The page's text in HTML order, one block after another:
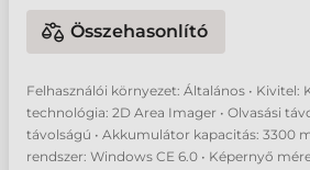
Összehasonlító
Felhasználói környezet: Általános • Kivitel:
technológia: 2D Area Imager • Olvasási
távolságú • Akkumulátor kapacitás: 3300
rendszer: Windows CE 6.0 • Képernyő